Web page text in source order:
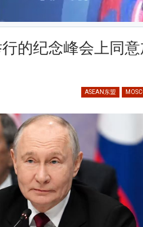
的纪念峰会上同
ASEAN东盟